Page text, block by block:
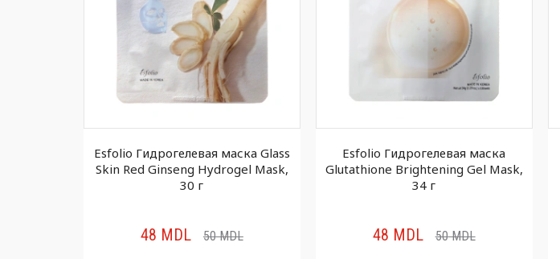
Esfolio Гидрогелевая маска Glass
Skin Red Ginseng Hydrogel Mask,
30 г
48 MDL 50MDL
Esfolio Гидрогелевая маска
Glutathione Brightening Gel Mask,
34 г
48 MDL 50MDL